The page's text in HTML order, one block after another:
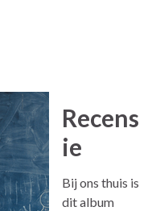
Recens
ie
Bij ons thuis is
dit album